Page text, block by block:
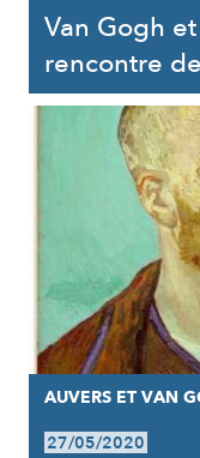
Van Gogh
rencontre
AUVERS ET VAN
27/05/2020